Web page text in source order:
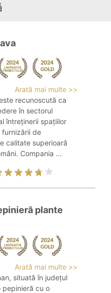
Arată mai multe >>
recunoscută ca
în sectorul
întreținerii spațiilor
de
calitate superioară
Compania ...
plante
Arată mai multe >>
situată în județul
pepinieră cu o